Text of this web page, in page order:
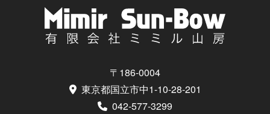
〒186-0004
東京都国立市中1-10-28-201
042-577-3299